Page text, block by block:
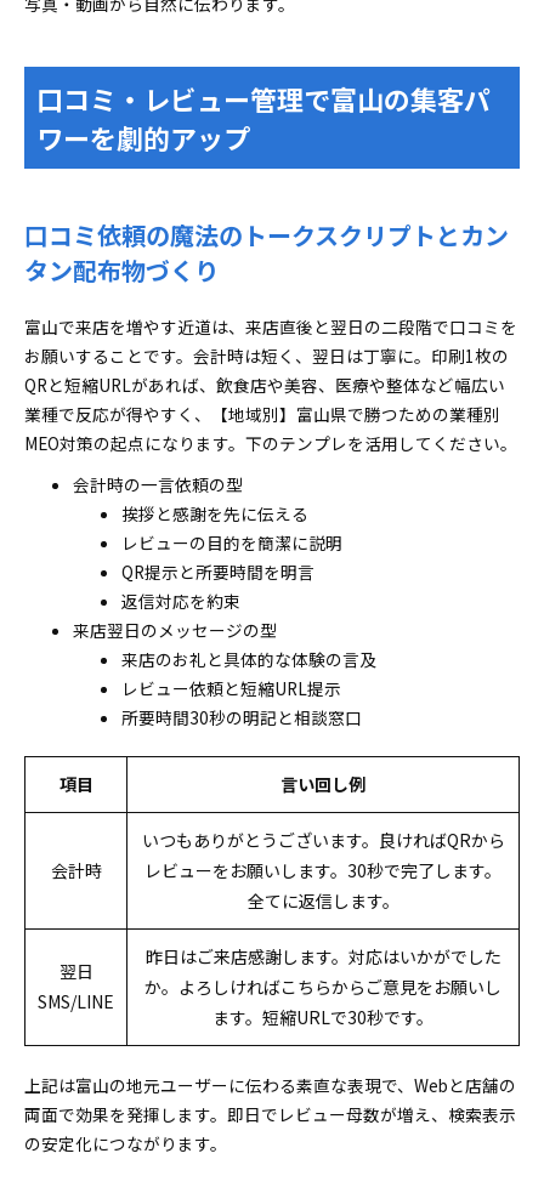
口コミ・レビュー管理で富山の集客パ
ワーを劇的アップ
口コミ依頼の魔法のトークスクリプトとカン
タン配布物づくり
富山で来店を増やす近道は、来店直後と翌日の二段階で口コミを
お願いすることです。会計時は短く、翌日は丁寧に。印刷1枚の
QRと短縮URLがあれば、飲食店や美容、医療や整体など幅広い
業種で反応が得やすく、【地域別】富山県で勝つための業種別
MEO対策の起点になります。下のテンプレを活用してください。
会計時の一言依頼の型
挨拶と感謝を先に伝える
レビューの目的を簡潔に説明
QR提示と所要時間を明言
返信対応を約束
来店翌日のメッセージの型
来店のお礼と具体的な体験の言及
レビュー依頼と短縮URL提示
所要時間30秒の明記と相談窓口
項目 言い回し例
会計時
いつもありがとうございます。良ければQRから
レビューをお願いします。30秒で完了します。
全てに返信します。
翌日
SMS/LINE
昨日はご来店感謝します。対応はいかがでした
か。よろしければこちらからご意見をお願いし
ます。短縮URLで30秒です。
上記は富山の地元ユーザーに伝わる素直な表現で、Webと店舗の
両面で効果を発揮します。即日でレビュー母数が増え、検索表示
の安定化につながります。